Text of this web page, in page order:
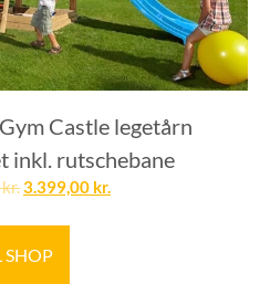
Castle legetårn
inkl. rutschebane
kr.3.399,00 kr.
SHOP